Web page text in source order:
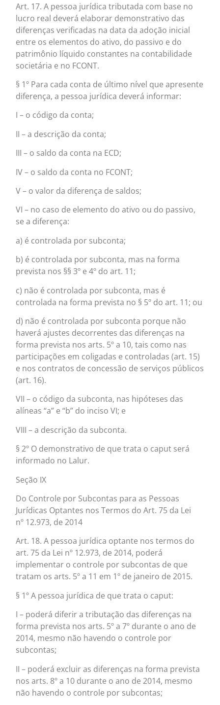
Art. 17. A pessoa jurídica tributada com base no
lucro real deverá elaborar demonstrativo das
diferenças verificadas na data da adoção inicial
entre os elementos do ativo, do passivo e do
patrimônio líquido constantes na contabilidade
societária e no FCONT.
§ 1º Para cada conta de último nível que apresente
diferença, a pessoa jurídica deverá informar:
I – o código da conta;
II – a descrição da conta;
III – o saldo da conta na ECD;
IV – o saldo da conta no FCONT;
V – o valor da diferença de saldos;
VI – no caso de elemento do ativo ou do passivo,
se a diferença:
a) é controlada por subconta;
b) é controlada por subconta, mas na forma
prevista nos §§ 3º e 4º do art. 11;
c) não é controlada por subconta, mas é
controlada na forma prevista no § 5º do art. 11; ou
d) não é controlada por subconta porque não
haverá ajustes decorrentes das diferenças na
forma prevista nos arts. 5º a 10, tais como nas
participações em coligadas e controladas (art. 15)
e nos contratos de concessão de serviços públicos
(art. 16).
VII – o código da subconta, nas hipóteses das
alíneas “a” e “b” do inciso VI; e
VIII – a descrição da subconta.
§ 2º O demonstrativo de que trata o caput será
informado no Lalur.
Seção IX
Do Controle por Subcontas para as Pessoas
Jurídicas Optantes nos Termos do Art. 75 da Lei
nº 12.973, de 2014
Art. 18. A pessoa jurídica optante nos termos do
art. 75 da Lei nº 12.973, de 2014, poderá
implementar o controle por subcontas de que
tratam os arts. 5º a 11 em 1º de janeiro de 2015.
§ 1º A pessoa jurídica de que trata o caput:
I – poderá diferir a tributação das diferenças na
forma prevista nos arts. 5º a 7º durante o ano de
2014, mesmo não havendo o controle por
subcontas;
II – poderá excluir as diferenças na forma prevista
nos arts. 8º a 10 durante o ano de 2014, mesmo
não havendo o controle por subcontas;